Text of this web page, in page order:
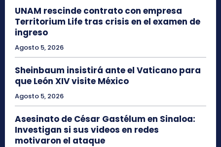
UNAM rescinde contrato con empresa
Territorium Life tras crisis en el examen de
ingreso
Agosto 5, 2026
Sheinbaum insistirá ante el Vaticano para
que León XIV visite México
Agosto 5, 2026
Asesinato de César Gastélum en Sinaloa:
Investigan si sus videos en redes
motivaron el ataque